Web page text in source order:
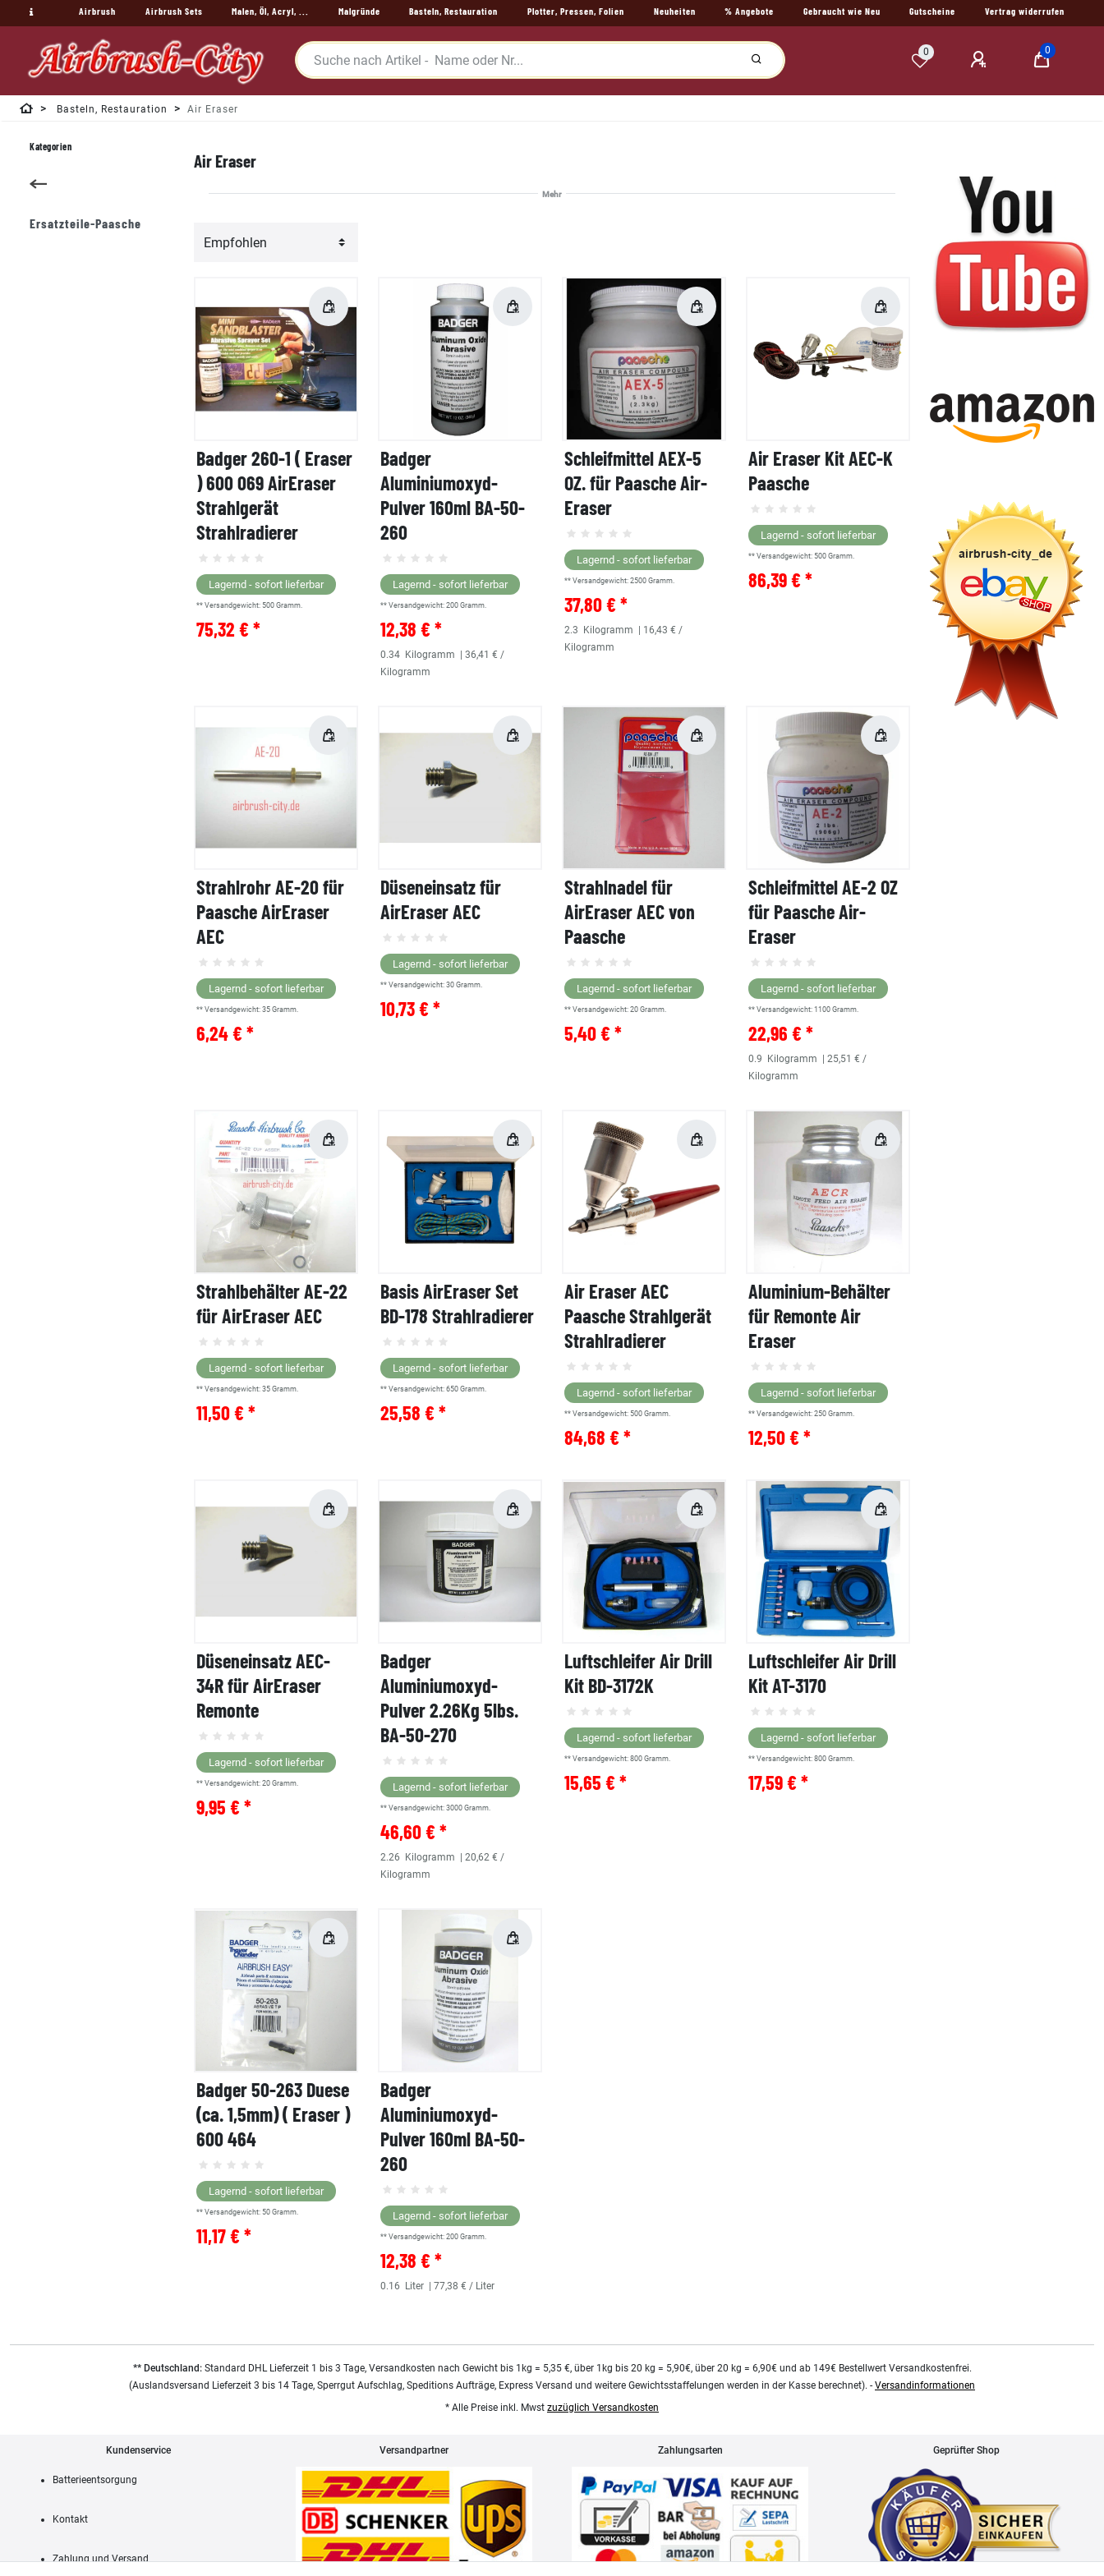
Airbrush Airbrush Sets Malen, Öl, Acryl, ... Malgründe Basteln, Restauration Plotter, Pressen, Folien Neuheiten % Angebote Gebraucht wie Neu Gutscheine Vertrag widerrufen
0 0
Basteln, Restauration Air Eraser
Air Eraser
Badger 260-1 ( Eraser
) 600 069 AirEraser
Strahlgerät
Strahlradierer
Lagernd - sofort lieferbar
** Versandgewicht: 500 Gramm.
75,32 € *
Badger
Aluminiumoxyd-
Pulver 160ml BA-50-
260
Lagernd - sofort lieferbar
** Versandgewicht: 200 Gramm.
12,38 € *
0.34 Kilogramm
| 36,41 € /
Kilogramm
Schleifmittel AEX-5
OZ. für Paasche Air-
Eraser
Lagernd - sofort lieferbar
** Versandgewicht: 2500 Gramm.
37,80 € *
2.3 Kilogramm
| 16,43 € /
Kilogramm
Air Eraser Kit AEC-K
Paasche
Lagernd - sofort lieferbar
** Versandgewicht: 500 Gramm.
86,39 € *
Strahlrohr AE-20 für
Paasche AirEraser
AEC
Lagernd - sofort lieferbar
** Versandgewicht: 35 Gramm.
6,24 € *
Düseneinsatz für
AirEraser AEC
Lagernd - sofort lieferbar
** Versandgewicht: 30 Gramm.
10,73 € *
Strahlnadel für
AirEraser AEC von
Paasche
Lagernd - sofort lieferbar
** Versandgewicht: 20 Gramm.
5,40 € *
Schleifmittel AE-2 OZ
für Paasche Air-
Eraser
Lagernd - sofort lieferbar
** Versandgewicht: 1100 Gramm.
22,96 € *
0.9 Kilogramm
| 25,51 € /
Kilogramm
Strahlbehälter AE-22
für AirEraser AEC
Lagernd - sofort lieferbar
** Versandgewicht: 35 Gramm.
11,50 € *
Basis AirEraser Set
BD-178 Strahlradierer
Lagernd - sofort lieferbar
** Versandgewicht: 650 Gramm.
25,58 € *
Air Eraser AEC
Paasche Strahlgerät
Strahlradierer
Lagernd - sofort lieferbar
** Versandgewicht: 500 Gramm.
84,68 € *
Aluminium-Behälter
für Remonte Air
Eraser
Lagernd - sofort lieferbar
** Versandgewicht: 250 Gramm.
12,50 € *
Düseneinsatz AEC-
34R für AirEraser
Remonte
Lagernd - sofort lieferbar
** Versandgewicht: 20 Gramm.
9,95 € *
Badger
Aluminiumoxyd-
Pulver 2.26Kg 5lbs.
BA-50-270
Lagernd - sofort lieferbar
** Versandgewicht: 3000 Gramm.
46,60 € *
2.26 Kilogramm
| 20,62 € /
Kilogramm
Luftschleifer Air Drill
Kit BD-3172K
Lagernd - sofort lieferbar
** Versandgewicht: 800 Gramm.
15,65 € *
Luftschleifer Air Drill
Kit AT-3170
Lagernd - sofort lieferbar
** Versandgewicht: 800 Gramm.
17,59 € *
Badger 50-263 Duese
(ca. 1,5mm) ( Eraser )
600 464
Lagernd - sofort lieferbar
** Versandgewicht: 50 Gramm.
11,17 € *
Badger
Aluminiumoxyd-
Pulver 160ml BA-50-
260
Lagernd - sofort lieferbar
** Versandgewicht: 200 Gramm.
12,38 € *
0.16 Liter | 77,38 € / Liter
Kategorien
Ersatzteile-Paasche
** Deutschland:Standard DHL Lieferzeit 1 bis 3 Tage, Versandkosten nach Gewicht bis 1kg = 5,35 €, über 1kg bis 20 kg = 5,90€, über 20 kg = 6,90€ und ab 149€ Bestellwert Versandkostenfrei.
(Auslandsversand Lieferzeit 3 bis 14 Tage, Sperrgut Aufschlag, Speditions Aufträge, Express Versand und weitere Gewichtsstaffelungen werden in der Kasse berechnet). - Versandinformationen
* Alle Preise inkl. Mwst zuzüglich Versandkosten
Kundenservice
Batterieentsorgung
Kontakt
Zahlung und Versand
Versandpartner Zahlungsarten Geprüfter Shop